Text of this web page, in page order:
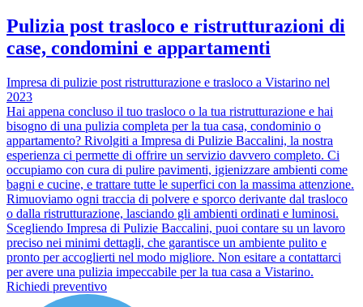
Pulizia post trasloco e ristrutturazioni di
case, condomini e appartamenti
Impresa di pulizie post ristrutturazione e trasloco a Vistarino nel
2023
Hai appena concluso il tuo trasloco o la tua ristrutturazione e hai
bisogno di una pulizia completa per la tua casa, condominio o
appartamento? Rivolgiti a Impresa di Pulizie Baccalini, la nostra
esperienza ci permette di offrire un servizio davvero completo. Ci
occupiamo con cura di pulire pavimenti, igienizzare ambienti come
bagni e cucine, e trattare tutte le superfici con la massima attenzione.
Rimuoviamo ogni traccia di polvere e sporco derivante dal trasloco
o dalla ristrutturazione, lasciando gli ambienti ordinati e luminosi.
Scegliendo Impresa di Pulizie Baccalini, puoi contare su un lavoro
preciso nei minimi dettagli, che garantisce un ambiente pulito e
pronto per accoglierti nel modo migliore. Non esitare a contattarci
per avere una pulizia impeccabile per la tua casa a Vistarino.
Richiedi preventivo